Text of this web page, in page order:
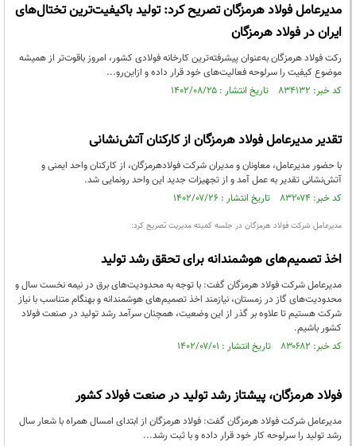
مدیرعامل فولاد هرمزگان تصریح کرد: تولید باکیفیت‌ترین تختال‌های
ایران در فولاد هرمزگان
رکت فولاد هرمزگان به‌عنوان پیشرفته‌ترین کارخانه فولادی کشور، امروز باقوت‌تر از همیشه
موضوع کیفیت را سرلوحه فعالیت‌های خود قرار داده و ازاین‌رو...
کد خبر: ۸۳۴۱۳۲ تاریخ انتشار : ۱۴۰۲/۰۸/۲۵
تقدیر مدیرعامل فولاد هرمزگان از کارکنان آتش‌نشانی
با حضور مدیرعامل، معاونان و مدیران شرکت فولادهرمزگان، از کارکنان واحد ایمنی و
آتش‌نشانی تقدیر به عمل آمد و از تجهیزات جدید این واحد رونمایی شد.
کد خبر: ۸۳۲۰۷۴ تاریخ انتشار : ۱۴۰۲/۰۷/۲۶
مدیرعامل شرکت فولاد هرمزگان در جلسه کمیته مدیریت تصریح کرد:
اخذ تصمیم‌های هوشمندانه برای تحقق رشد تولید
مدیرعامل شرکت فولاد هرمزگان گفت: با توجه به محدودیت‌های برق در نیمه نخست سال و
محدودیت‌های گاز در زمستان، نیازمند اخذ تصمیم‌های هوشمندانه و بهنگام متناسب با نیاز
شرکت هستیم تا علاوه بر گذر از این وضعیت، همچنان سرآمد رشد تولید در صنعت فولاد
کشور باشیم.
کد خبر: ۸۳۰۶۸۲ تاریخ انتشار : ۱۴۰۲/۰۷/۰۱
فولاد هرمزگان، پیشتاز رشد تولید در صنعت فولاد کشور
مدیرعامل شرکت فولاد هرمزگان گفت: فولاد هرمزگان از ابتدای امسال همراه با شعار سال
رشد تولید را سرلوحه کار خود قرار داده و با ثبت رشد...